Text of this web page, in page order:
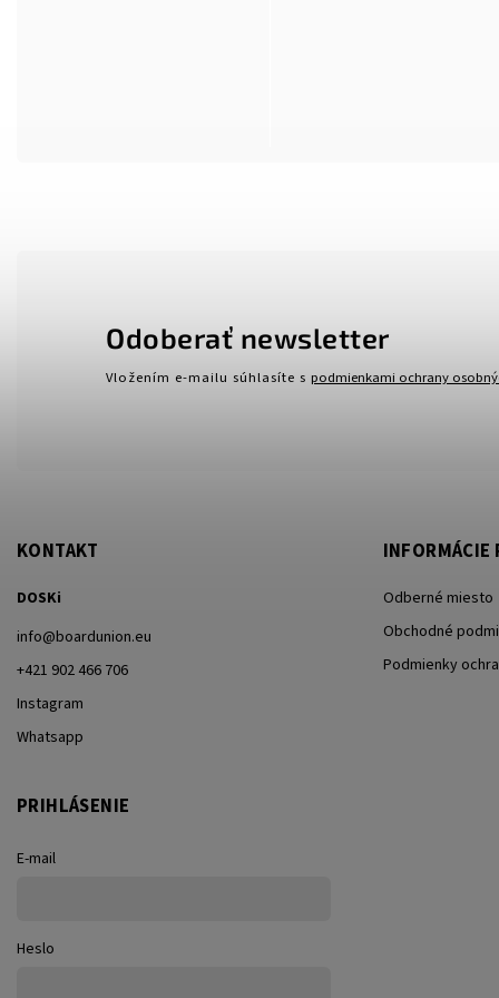
KONTAKT
DOSKi
info@boardunion.eu
+421 902 466 706
Instagram
Whatsapp
INFORMÁCIE
Odberné miesto
Obchodné
Podmienky
PRIHLÁSENIE
E-mail
Heslo
Odoberať newsletter
Vložením e-mailu súhlasíte s podmienkami ochrany